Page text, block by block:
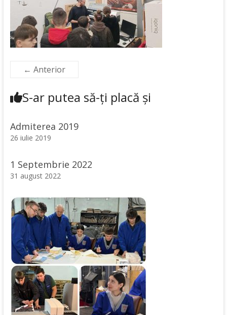
← Anterior
S-ar putea să-ți placă și
Admiterea 2019
26 iulie 2019
1 Septembrie 2022
31 august 2022